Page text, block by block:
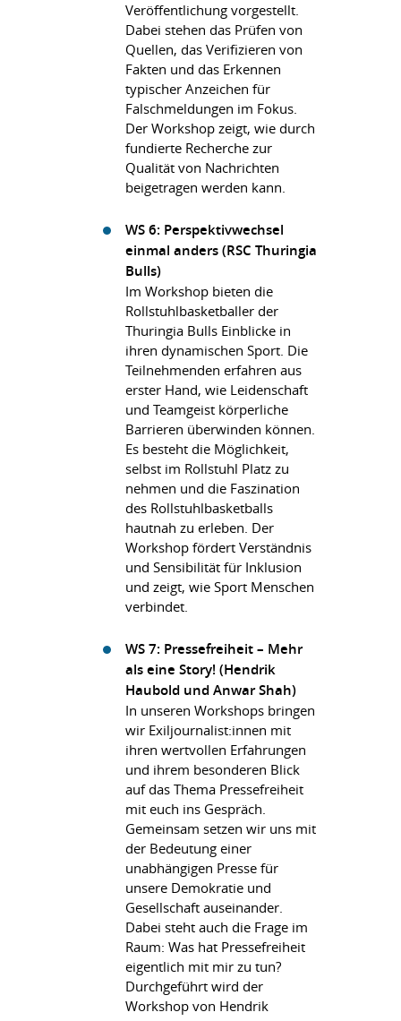
Veröffentlichung vorgestellt.
Dabei stehen das Prüfen von
Quellen, das Verifizieren von
Fakten und das Erkennen
typischer Anzeichen für
Falschmeldungen im Fokus.
Der Workshop zeigt, wie durch
fundierte Recherche zur
Qualität von Nachrichten
beigetragen werden kann.
WS 6: Perspektivwechsel
einmal anders (RSC Thuringia
Bulls)
Im Workshop bieten die
Rollstuhlbasketballer der
Thuringia Bulls Einblicke in
ihren dynamischen Sport. Die
Teilnehmenden erfahren aus
erster Hand, wie Leidenschaft
und Teamgeist körperliche
Barrieren überwinden können.
Es besteht die Möglichkeit,
selbst im Rollstuhl Platz zu
nehmen und die Faszination
des Rollstuhlbasketballs
hautnah zu erleben. Der
Workshop fördert Verständnis
und Sensibilität für Inklusion
und zeigt, wie Sport Menschen
verbindet.
WS 7: Pressefreiheit – Mehr
als eine Story! (Hendrik
Haubold und Anwar Shah)
In unseren Workshops bringen
wir Exiljournalist:innen mit
ihren wertvollen Erfahrungen
und ihrem besonderen Blick
auf das Thema Pressefreiheit
mit euch ins Gespräch.
Gemeinsam setzen wir uns mit
der Bedeutung einer
unabhängigen Presse für
unsere Demokratie und
Gesellschaft auseinander.
Dabei steht auch die Frage im
Raum: Was hat Pressefreiheit
eigentlich mit mir zu tun?
Durchgeführt wird der
Workshop von Hendrik